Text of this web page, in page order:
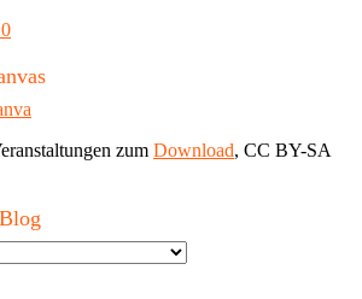
zum Download, CC BY-SA